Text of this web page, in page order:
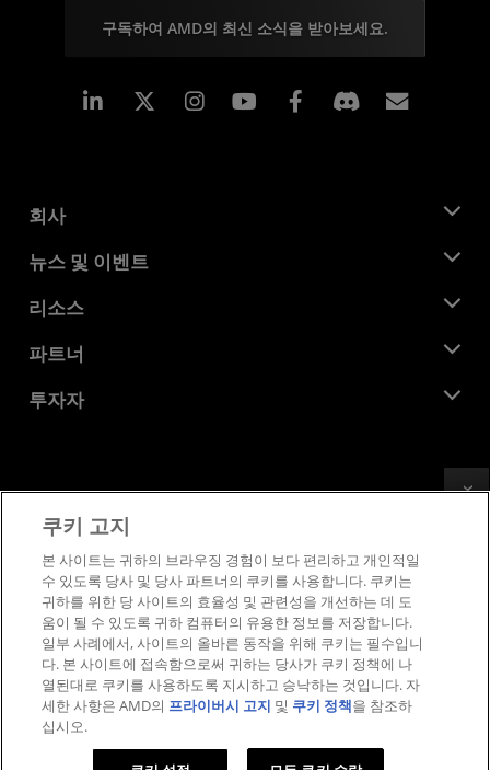
구독하여 AMD의 최신 소식을 받아보세요.
Linkedin Instagram Facebook
회사
AMD 소개
기업의 사회적 책임
채용
문의하기
뉴스 및 이벤트
뉴스룸
미디어 라이브러리
리소스
개발자 센트럴
사례 연구
파트너
AMD 파트너 허브
투자자
이사위원회
거버넌스 문서
SEC 신고서
상표
공급망 투명성
공정 및 공개 경쟁
영국 세금 전략
쿠키 정책
쿠키 설정
쿠키 고지
본 사이트는 귀하의 브라우징 경험이 보다 편리하고 개인적일
수 있도록 당사 및 당사 파트너의 쿠키를 사용합니다. 쿠키는
귀하를 위한 당 사이트의 효율성 및 관련성을 개선하는 데 도
움이 될 수 있도록 귀하 컴퓨터의 유용한 정보를 저장합니다.
일부 사례에서, 사이트의 올바른 동작을 위해 쿠키는 필수입니
다. 본 사이트에 접속함으로써 귀하는 당사가 쿠키 정책에 나
열된대로 쿠키를 사용하도록 지시하고 승낙하는 것입니다. 자
세한 사항은 AMD의 프라이버시 고지 및 쿠키 정책을 참조하
십시오.